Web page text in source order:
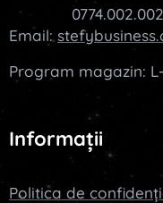
0774.002.002
Email:
Program magazin:
Informații
Politica de